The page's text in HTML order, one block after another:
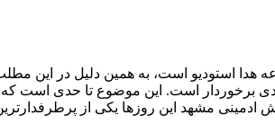
استودیو است، به همین دلیل در این
برخوردار است. این موضوع تا حدی است که
ادمینی مشهد این روزها یکی از